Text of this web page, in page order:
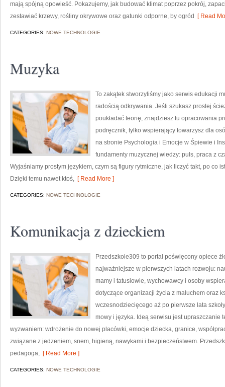
mają spójną opowieść. Pokazujemy, jak budować klimat poprzez pokrój,
zestawiać krzewy, rośliny okrywowe oraz gatunki odporne, by ogród
[ Read
CATEGORIES: NOWE TECHNOLOGIE
Muzyka
To zakątek stworzyliśmy jako serwis edukacji
radością odkrywania. Jeśli szukasz prostej
poukładać teorię, znajdziesz tu opracowania
podręcznik, tylko wspierający towarzysz dla
na stronie Psychologia i Emocje w Śpiewie i
fundamenty muzycznej wiedzy: puls, praca z
Wyjaśniamy prostym językiem, czym są figury rytmiczne, jak liczyć takt, po co
Dzięki temu nawet ktoś, [ Read More ]
CATEGORIES: NOWE TECHNOLOGIE
Komunikacja z dzieckiem
Przedszkole309 to portal poświęcony opiece
najważniejsze w pierwszych latach rozwoju:
mamy i tatusiowie, wychowawcy i osoby
dotyczące organizacji życia z maluchem oraz
wczesnodziecięcego aż po pierwsze lata
mowy i języka. Ideą serwisu jest upraszczanie
wyzwaniem: wdrożenie do nowej placówki, emocje dziecka, granice,
związane z jedzeniem, snem, higieną, nawykami i bezpieczeństwem.
pedagoga, [ Read More ]
CATEGORIES: NOWE TECHNOLOGIE